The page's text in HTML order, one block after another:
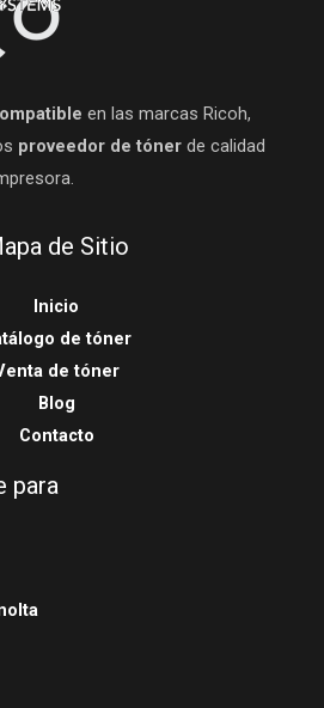
en las marcas Ricoh,
proveedor de tóner de calidad
de Sitio
Inicio
de tóner
de tóner
Blog
Contacto
para